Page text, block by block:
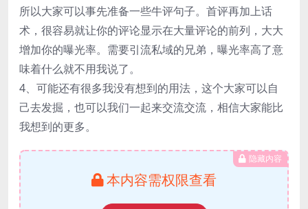
所以大家可以事先准备一些牛评句子。首评再加上话
术，很容易就让你的评论显示在大量评论的前列，大大
增加你的曝光率。需要引流私域的兄弟，曝光率高了意
味着什么就不用我说了。
4、可能还有很多我没有想到的用法，这个大家可以自
己去发掘，也可以我们一起来交流交流，相信大家能比
我想到的更多。
隐藏内容
本内容需权限查看